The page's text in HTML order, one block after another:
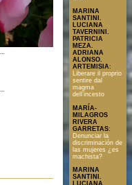
MARINA
SANTINI.
LUCIANA
TAVERNINI.
PATRICIA
MEZA.
ADRIANA
ALONSO.
ARTEMISIA:
Liberare il proprio
sentire dal
magma
dell’incesto
MARÍA-
MILAGROS
RIVERA
GARRETAS:
Denunciar la
discriminación de
las mujeres ¿es
machista?
MARINA
SANTINI.
LUCIANA